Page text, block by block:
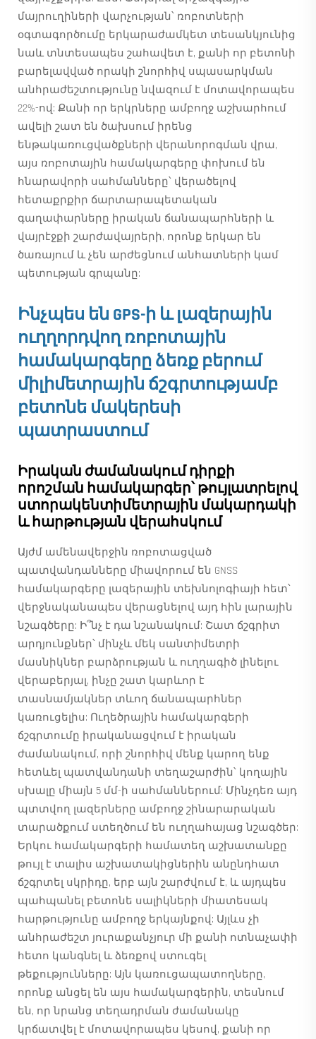
մայրուղիների վարչության՝ ռոբոտների
օգտագործումը երկարաժամկետ տեսանկյունից
նաև տնտեսապես շահավետ է, քանի որ բետոնի
բարելավված որակի շնորհիվ սպասարկման
անհրաժեշտությունը նվազում է մոտավորապես
22%-ով: Քանի որ երկրները ամբողջ աշխարհում
ավելի շատ են ծախսում իրենց
ենթակառուցվածքների վերանորոգման վրա,
այս ռոբոտային համակարգերը փոխում են
հնարավորի սահմանները՝ վերածելով
հետաքրքիր ճարտարապետական
գաղափարները իրական ճանապարհների և
վայրէջքի շարժավայրերի, որոնք երկար են
ծառայում և չեն արժեցնում անհատների կամ
պետության գրպանը:
Ինչպես են GPS-ի և լազերային
ուղղորդվող ռոբոտային
համակարգերը ձեռք բերում
միլիմետրային ճշգրտությամբ
բետոնե մակերեսի
պատրաստում
Իրական ժամանակում դիրքի
որոշման համակարգեր՝ թույլատրելով
ստորակենտիմետրային մակարդակի
և հարթության վերահսկում
Այժմ ամենավերջին ռոբոտացված
պատվանդանները միավորում են GNSS
համակարգերը լազերային տեխնոլոգիայի հետ՝
վերջնականապես վերացնելով այդ հին լարային
նշագծերը: Ի՞նչ է դա նշանակում: Շատ ճշգրիտ
արդյունքներ՝ մինչև մեկ սանտիմետրի
մասնիկներ բարձրության և ուղղագիծ լինելու
վերաբերյալ, ինչը շատ կարևոր է
տասնամյակներ տևող ճանապարհներ
կառուցելիս: Ուղեծրային համակարգերի
ճշգրտումը իրականացվում է իրական
ժամանակում, որի շնորհիվ մենք կարող ենք
հետևել պատվանդանի տեղաշարժին՝ կողային
սխալը միայն 5 մմ-ի սահմաններում: Մինչդեռ այդ
պտտվող լազերները ամբողջ շինարարական
տարածքում ստեղծում են ուղղահայաց նշագծեր:
Երկու համակարգերի համատեղ աշխատանքը
թույլ է տալիս աշխատակիցներին անընդհատ
ճշգրտել սկրիդը, երբ այն շարժվում է, և այդպես
պահպանել բետոնե սալիկների միատեսակ
հարթությունը ամբողջ երկայնքով: Այլևս չի
անհրաժեշտ յուրաքանչյուր մի քանի ոտնաչափի
հետո կանգնել և ձեռքով ստուգել
թեքությունները: Այն կառուցապատողները,
որոնք անցել են այս համակարգերին, տեսնում
են, որ նրանց տեղադրման ժամանակը
կրճատվել է մոտավորապես կեսով, քանի որ